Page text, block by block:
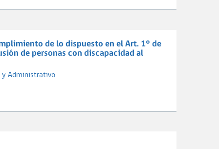
de lo dispuesto en el Art. 1° de
de personas con discapacidad al
y Administrativo